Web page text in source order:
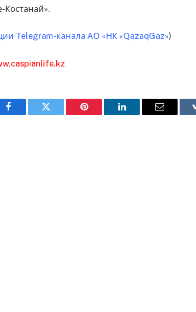
Костанай».
Telegram-канала АО «НК «QazaqGaz»)
Facebook Twitter Pinterest LinkedIn Email